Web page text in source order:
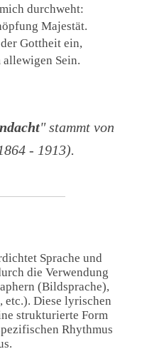
durchweht:
Majestät.
Gottheit ein,
Sein.
" stammt von
- 1913).
Sprache und
die Verwendung
(Bildsprache),
etc.). Diese lyrischen
strukturierte Form
Rhythmus